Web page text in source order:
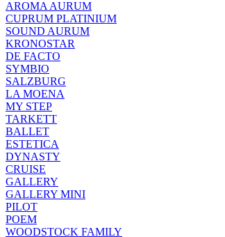
AROMA AURUM
CUPRUM PLATINIUM
SOUND AURUM
KRONOSTAR
DE FACTO
SYMBIO
SALZBURG
LA MOENA
MY STEP
TARKETT
BALLET
ESTETICA
DYNASTY
CRUISE
GALLERY
GALLERY MINI
PILOT
POEM
WOODSTOCK FAMILY